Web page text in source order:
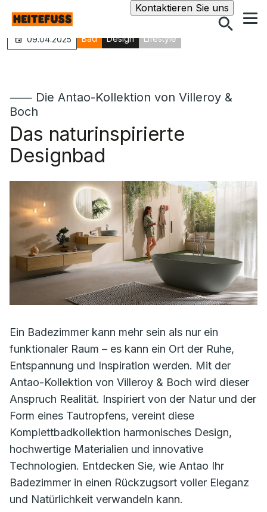
Kontaktieren Sie unsSuche
09.04.2025 Bad Design Lifestyle
⸺ Die Antao-Kollektion von Villeroy &
Boch
Das naturinspirierte
Designbad
Ein Badezimmer kann mehr sein als nur ein
funktionaler Raum – es kann ein Ort der Ruhe,
Entspannung und Inspiration werden. Mit der
Antao-Kollektion von Villeroy & Boch wird dieser
Anspruch Realität. Inspiriert von der Natur und der
Form eines Tautropfens, vereint diese
Komplettbadkollektion harmonisches Design,
hochwertige Materialien und innovative
Technologien. Entdecken Sie, wie Antao Ihr
Badezimmer in einen Rückzugsort voller Eleganz
und Natürlichkeit verwandeln kann.